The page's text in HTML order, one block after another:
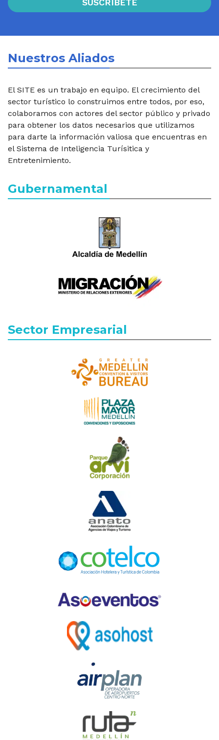
SUSCRÍBETE
Nuestros Aliados
El SITE es un trabajo en equipo. El crecimiento del
sector turístico lo construimos entre todos, por eso,
colaboramos con actores del sector público y privado
para obtener los datos necesarios que utilizamos
para darte la información valiosa que encuentras en
el Sistema de Inteligencia Turísitica y
Entretenimiento.
Gubernamental
Sector Empresarial